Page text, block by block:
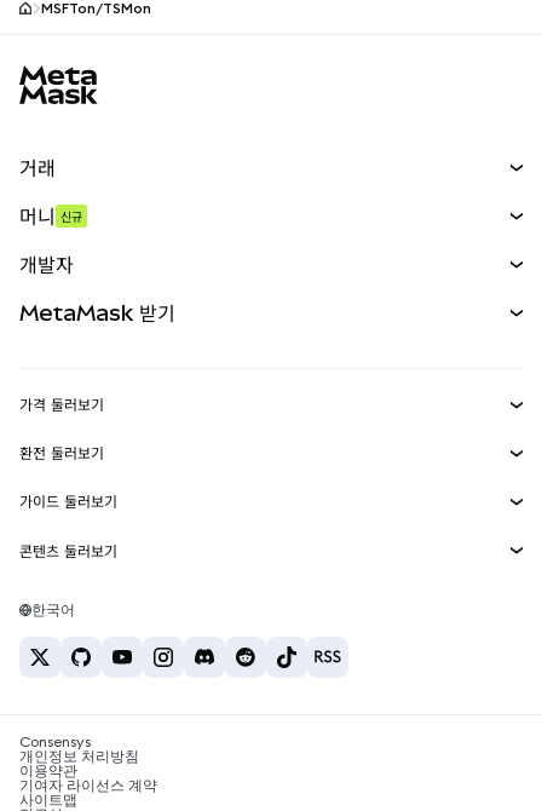
MSFTon/TSMon
거래
무기한 선물
실물자산
머니 신규
개발자
MetaMask Connect
Snaps
웹3 서비스
MetaMask 받기
보안
고객 지원
채용
가격 둘러보기
이더리움 가격
솔라나 가격
테더 가격
환전 둘러보기
ETH를 USD로 환전
USDT를 INR로 환전
BTC를 INR로 환전
ETH를 USDT로 환전
가이드 둘러보기
ETH 매수
USDT 매수
SHIB 매수
BNB 매수
콘텐츠 둘러보기
솔라나 지갑
암호화폐 세금 뉴스
암호화폐 매수 방법
한국어
Consensys
개인정보 처리방침
이용약관
기여자 라이선스 계약
사이트맵